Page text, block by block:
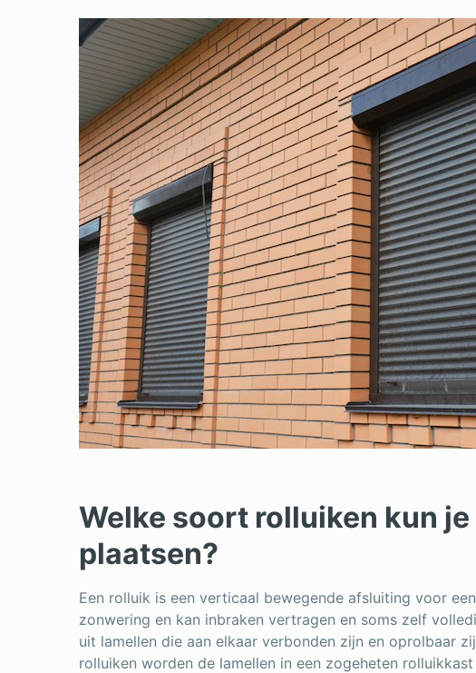
Welke soort rolluiken kun
plaatsen?
Een rolluik is een verticaal bewegende afsluiting voor
zonwering en kan inbraken vertragen en soms zelf
uit lamellen die aan elkaar verbonden zijn en oprolbaar
rolluiken worden de lamellen in een zogeheten